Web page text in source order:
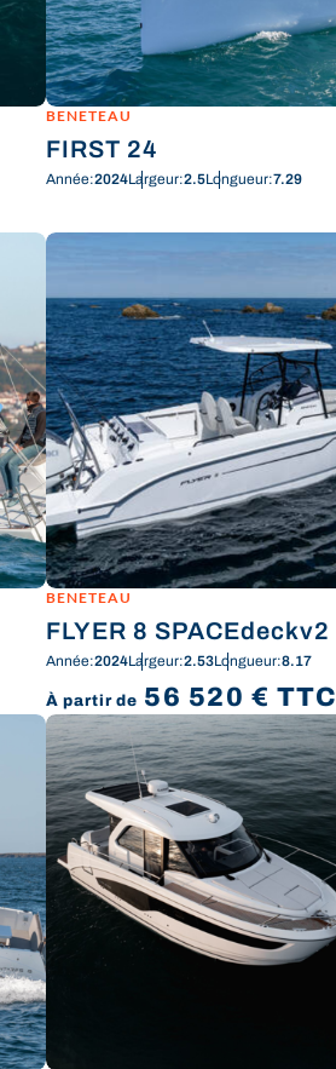
BENETEAU
FIRST 24
Année:2024Largeur:2.5Longueur:7.29
BENETEAU
FLYER 8 SPACEdeckv2
Année:2024Largeur:2.53Longueur:8.17
À partir de 56 520 € TTC